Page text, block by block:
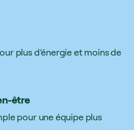
plus d’énergie et moins de
être
pour une équipe plus